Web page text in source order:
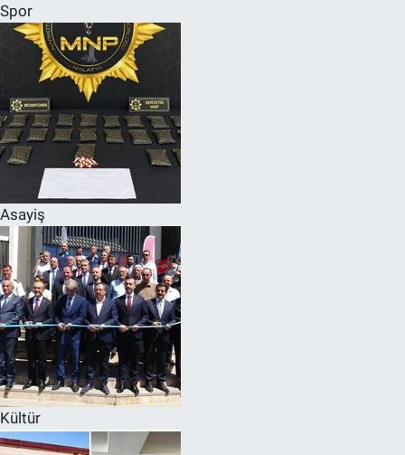
Spor
Asayiş
Kültür